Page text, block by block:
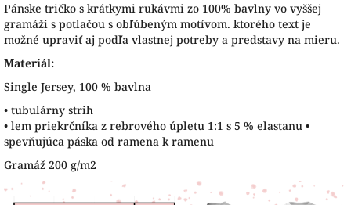
Pánske tričko s krátkymi rukávmi zo 100% bavlny vo vyššej
gramáži s potlačou s obľúbeným motívom. ktorého text je
možné upraviť aj podľa vlastnej potreby a predstavy na mieru.
Materiál:
Single Jersey, 100 % bavlna
• tubulárny strih
• lem priekrčníka z rebrového úpletu 1:1 s 5 % elastanu •
spevňujúca páska od ramena k ramenu
Gramáž 200 g/m2